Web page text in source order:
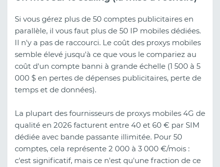
Si vous gérez plus de 50 comptes publicitaires en
parallèle, il vous faut plus de 50 IP mobiles dédiées.
Il n'y a pas de raccourci. Le coût des proxys mobiles
semble élevé jusqu'à ce que vous le compariez au
coût d'un compte banni à grande échelle (1 500 à 5
000 $ en pertes de dépenses publicitaires, perte de
temps et de données).
La plupart des fournisseurs de proxys mobiles 4G de
qualité en 2026 facturent entre 40 et 60 € par SIM
dédiée avec bande passante illimitée. Pour 50
comptes, cela représente 2 000 à 3 000 €/mois :
c'est significatif, mais ce n'est qu'une fraction de ce